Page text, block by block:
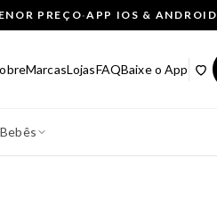
PREÇO·APP IOS & ANDROID
MarcasLojasFAQBaixe o App